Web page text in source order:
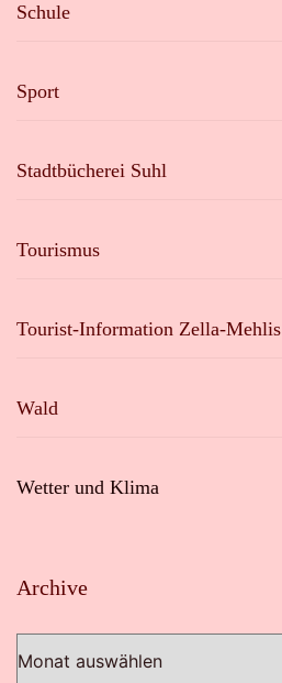
Schule
Sport
Stadtbücherei Suhl
Tourismus
Tourist-Information Zella-Mehlis
Wald
Wetter und Klima
Archive